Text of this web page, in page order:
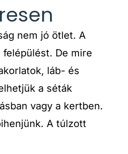
nem jó ötlet. A
De mire
láb- és
a séták
vagy a kertben.
A túlzott